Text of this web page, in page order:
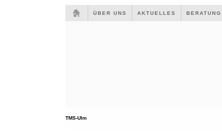
ÜBER UNS AKTUELLES
TMS-Ulm